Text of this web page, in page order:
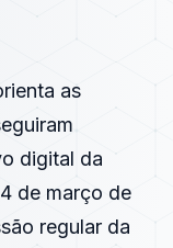
as
digital da
de março de
regular da